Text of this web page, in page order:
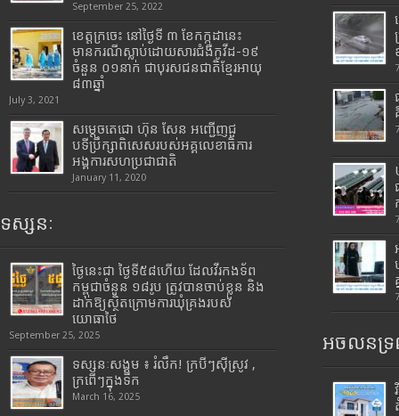
September 25, 2022
ខេត្តក្រចេះ នៅថ្ងៃទី ៣ ខែកក្កដានេះ
មានករណីស្លាប់ដោយសារជំងឺកូវីដ-១៩
ចំនួន ០១នាក់ ជាបុរសជនជាតិខ្មែរអាយុ
៨៣ឆ្នាំ
July 3, 2021
សម្តេចតេជោ ហ៊ុន សែន អញ្ជើញជួ
បទីប្រឹក្សាពិសេសរបស់អគ្គលេខាធិការ
អង្គការសហប្រជាជាតិ
January 11, 2020
ទស្សនៈ
ថ្ងៃនេះជា ថ្ងៃទី៥៨ហើយ ដែលវីរកងទ័ព
កម្ពុជាចំនួន ១៨រូប ត្រូវបានចាប់ខ្លួន និង
ដាក់ឱ្យស្ថិតក្រោមការឃុំគ្រងរបស់
យោធាថៃ
September 25, 2025
ទស្សនៈសង្គម ៖ រំលឹក! ក្របីៗស៊ីស្រូវ ,
ក្រពើៗក្នុងទឹក
March 16, 2025
អចលនទ្រ